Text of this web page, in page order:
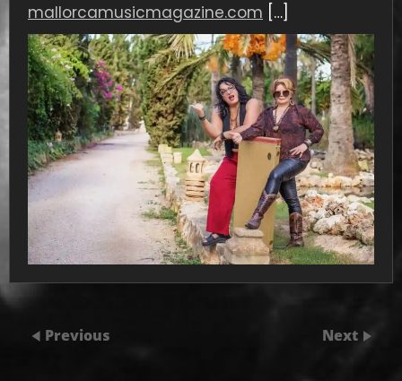
mallorcamusicmagazine.com […]
Previous Next